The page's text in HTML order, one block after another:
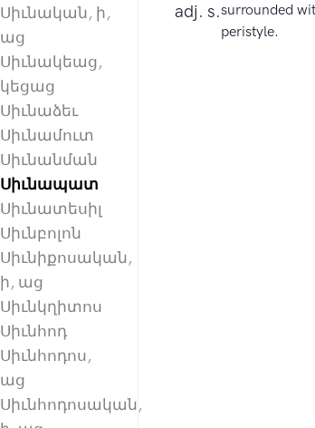
Սիւնական, ի,
աց
Սիւնակեաց,
կեցաց
Սիւնաձեւ
Սիւնամուտ
Սիւնանման
Սիւնապատ
Սիւնատեսիլ
Սիւնբոլոն
Սիւնիքոսական,
ի, աց
Սիւնկղիտոս
Սիւնհոդ
Սիւնհոդոս,
աց
Սիւնհոդոսական,
adj. s.surrounded
peristyle.